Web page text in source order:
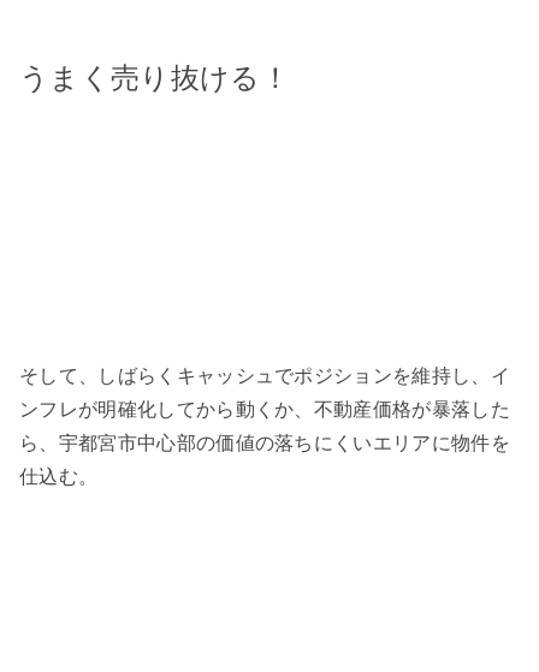
うまく売り抜ける！
そして、しばらくキャッシュでポジションを維持し、イ
ンフレが明確化してから動くか、不動産価格が暴落した
ら、宇都宮市中心部の価値の落ちにくいエリアに物件を
仕込む。